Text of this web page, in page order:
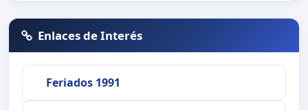
Enlaces de Interés
Feriados 1991